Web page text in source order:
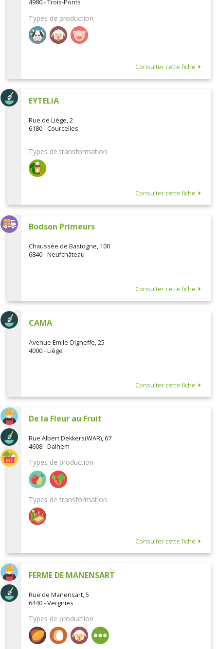
4980 - Trois-Ponts
Types de production
Consulter cette fiche
EYTELIA
Rue de Liège, 2
6180 - Courcelles
Types de transformation
Consulter cette fiche
Bodson Primeurs
Chaussée de Bastogne, 100
6840 - Neufchâteau
Consulter cette fiche
CAMA
Avenue Emile-Digneffe, 25
4000 - Liège
Consulter cette fiche
De la Fleur au Fruit
Rue Albert Dekkers(WAR), 67
4608 - Dalhem
Types de production
Types de transformation
Consulter cette fiche
FERME DE MANENSART
Rue de Manensart, 5
6440 - Vergnies
Types de production